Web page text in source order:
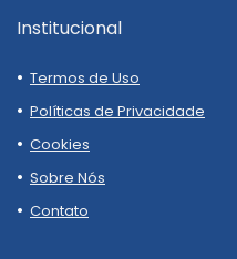
Institucional
Termos de Uso
Políticas de Privacidade
Cookies
Sobre Nós
Contato